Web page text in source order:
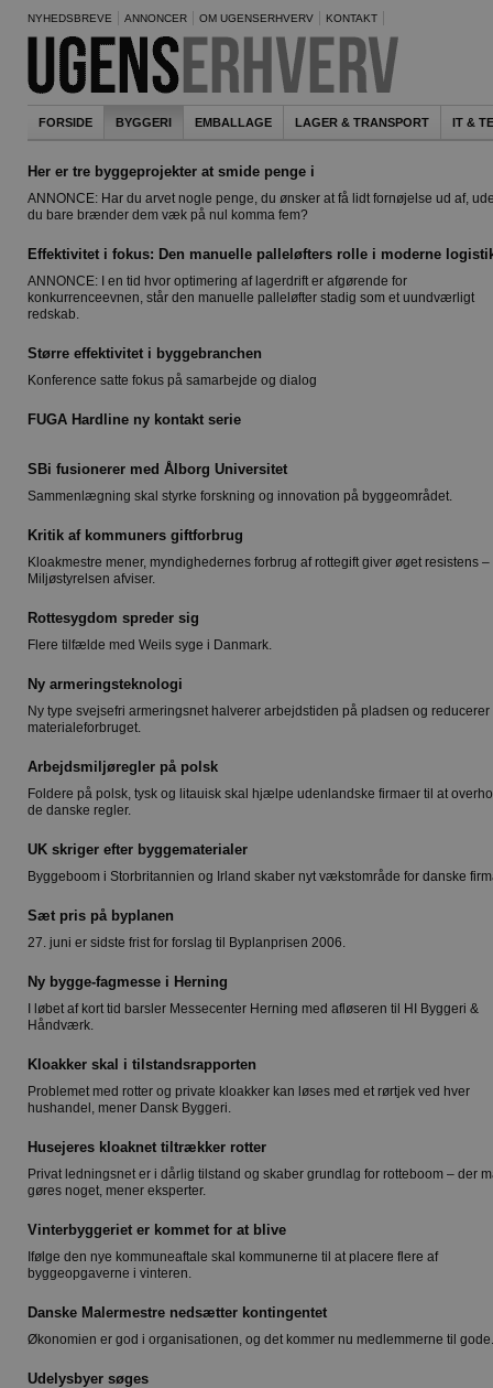
NYHEDSBREVE ANNONCER OM UGENSERHVERV KONTAKT
FORSIDE BYGGERI EMBALLAGE LAGER & TRANSPORT IT &
Her er tre byggeprojekter at smide penge i
ANNONCE: Har du arvet nogle penge, du ønsker at få lidt fornøjelse ud af,
du bare brænder dem væk på nul komma fem?
Effektivitet i fokus: Den manuelle palleløfters rolle i moderne
ANNONCE: I en tid hvor optimering af lagerdrift er afgørende for
konkurrenceevnen, står den manuelle palleløfter stadig som et uundværligt
redskab.
Større effektivitet i byggebranchen
Konference satte fokus på samarbejde og dialog
FUGA Hardline ny kontakt serie
SBi fusionerer med Ålborg Universitet
Sammenlægning skal styrke forskning og innovation på byggeområdet.
Kritik af kommuners giftforbrug
Kloakmestre mener, myndighedernes forbrug af rottegift giver øget resistens –
Miljøstyrelsen afviser.
Rottesygdom spreder sig
Flere tilfælde med Weils syge i Danmark.
Ny armeringsteknologi
Ny type svejsefri armeringsnet halverer arbejdstiden på pladsen og reducerer
materialeforbruget.
Arbejdsmiljøregler på polsk
Foldere på polsk, tysk og litauisk skal hjælpe udenlandske firmaer til at
de danske regler.
UK skriger efter byggematerialer
Byggeboom i Storbritannien og Irland skaber nyt vækstområde for danske
Sæt pris på byplanen
27. juni er sidste frist for forslag til Byplanprisen 2006.
Ny bygge-fagmesse i Herning
I løbet af kort tid barsler Messecenter Herning med afløseren til HI Byggeri &
Håndværk.
Kloakker skal i tilstandsrapporten
Problemet med rotter og private kloakker kan løses med et rørtjek ved hver
hushandel, mener Dansk Byggeri.
Husejeres kloaknet tiltrækker rotter
Privat ledningsnet er i dårlig tilstand og skaber grundlag for rotteboom – der
gøres noget, mener eksperter.
Vinterbyggeriet er kommet for at blive
Ifølge den nye kommuneaftale skal kommunerne til at placere flere af
byggeopgaverne i vinteren.
Danske Malermestre nedsætter kontingentet
Økonomien er god i organisationen, og det kommer nu medlemmerne til gode.
Udelysbyer søges